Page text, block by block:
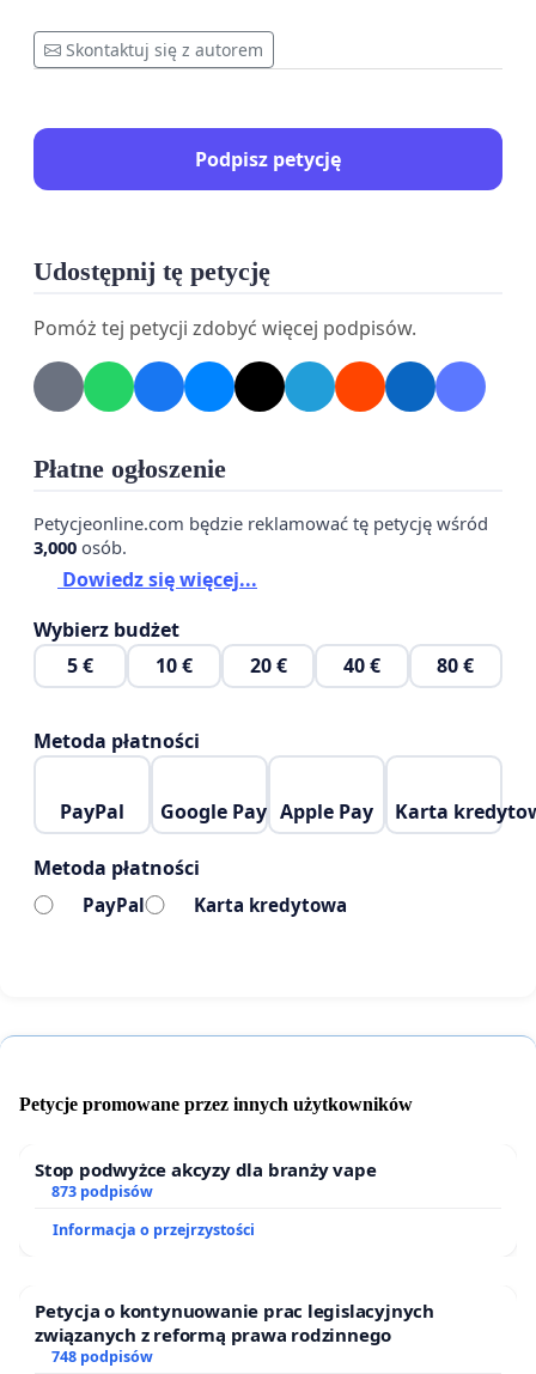
Mamy nadzieję, że Pan, jako Prezydent RP, poprze
nasz wniosek w tej kluczowej sprawie.
Z poważaniem
Członkowie grupy Laudato Si' przy parafii św.
https://www.rogalin.archpoznan.pl/drogi/
PS. Inspiracją dla tej petycji stało się dzisiejsze
święto Matki Bożej Fatimskiej (13 maja) oraz jedna z
ekoturystycznych zasad pielgrzymowania
"Nie pijemy alkoholu, nie palimy papierosów (dla
zdrowia i środowiska: ochrona przed
zanieczyszczeniem i pożarem)."
Uprzejmości, w której jednym z zadań duchowych
jest postanowienie walki z nałogiem. (Facebook)
Skontaktuj się z autorem
Podpisz petycję
Udostępnij tę petycję
Pomóż tej petycji zdobyć więcej podpisów.
Płatne ogłoszenie
Petycjeonline.com będzie reklamować tę petycję wśród
3,000 osób.
Dowiedz się więcej...
Wybierz budżet
5 €
10 € 20 € 40 € 80 €
Metoda płatności
PayPal Google Pay Apple Pay Karta
Metoda płatności
PayPal Karta kredytowa
Petycje promowane przez innych użytkowników
Stop podwyżce akcyzy dla branży vape
873 podpisów
Informacja o przejrzystości
Petycja o kontynuowanie prac legislacyjnych
związanych z reformą prawa rodzinnego
748 podpisów